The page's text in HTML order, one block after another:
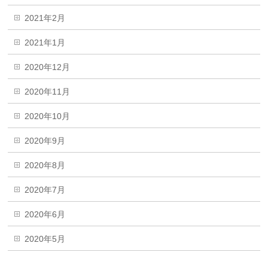
2021年2月
2021年1月
2020年12月
2020年11月
2020年10月
2020年9月
2020年8月
2020年7月
2020年6月
2020年5月